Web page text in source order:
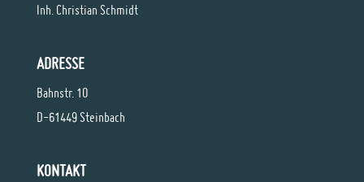
Inh. Christian Schmidt
ADRESSE
Bahnstr. 10
D-61449 Steinbach
KONTAKT